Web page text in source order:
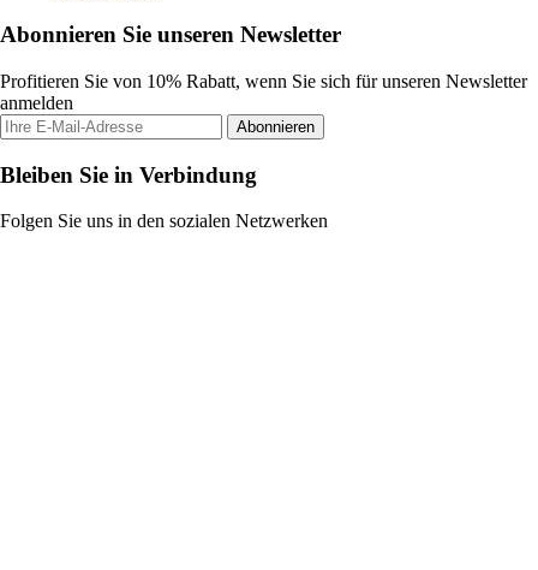
Abonnieren Sie unseren Newsletter
Profitieren Sie von 10% Rabatt, wenn Sie sich für unseren Newsletter
anmelden
Abonnieren
Bleiben Sie in Verbindung
Folgen Sie uns in den sozialen Netzwerken